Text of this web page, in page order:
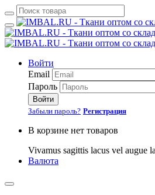
Войти
Email
Пароль
Войти
Забыли пароль? Регистрация
В корзине нет товаров
Vivamus sagittis lacus vel augue
Валюта